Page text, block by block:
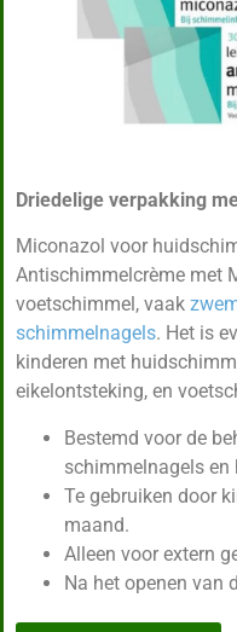
Driedelige verpakking
Miconazol voor
Antischimmelcrème met
voetschimmel, vaak
schimmelnagels. Het is
kinderen met
eikelontsteking, en
Bestemd voor de
schimmelnagels en
Te gebruiken door
maand.
Alleen voor extern
Na het openen van